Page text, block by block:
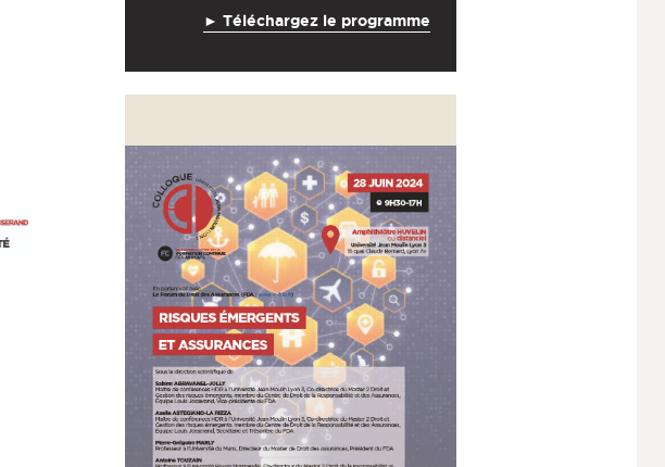
► Téléchargez le programme